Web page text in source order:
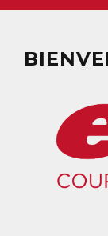
POUR CET
CONSEILS
CONSEILS AUX
COURS PRIVÉ
À PARTIR DE